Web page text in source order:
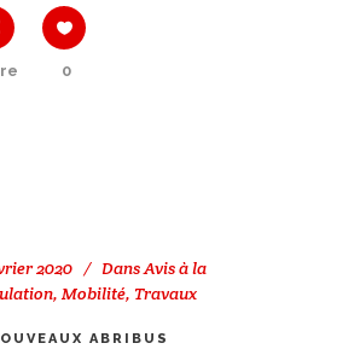
0
2020 DansAvis à la
, Mobilité, Travaux
ABRIBUS